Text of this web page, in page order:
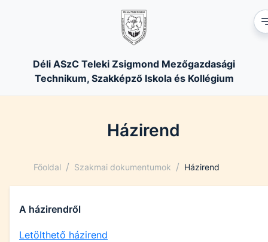
Déli ASzC Teleki Zsigmond Mezőgazdasági
Technikum, Szakképző Iskola és Kollégium
Házirend
Főoldal / Szakmai dokumentumok / Házirend
A házirendről
Letölthető házirend